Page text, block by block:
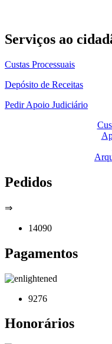
Serviços ao
Custas Processuais
Depósito de Receitas
Pedir Apoio Judiciário
Pedidos
⇒
14090
Pagamentos
9276
Honorários